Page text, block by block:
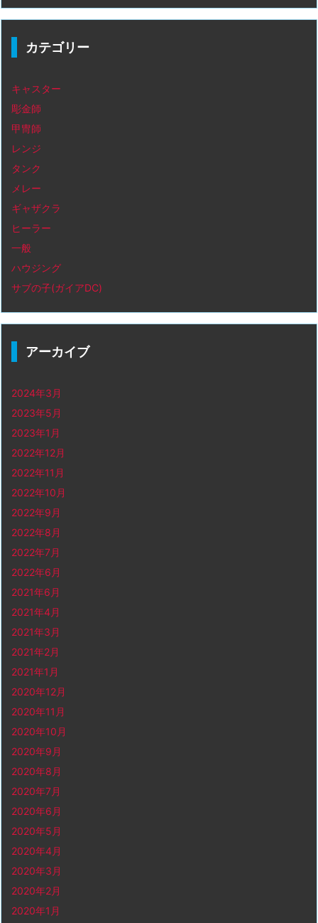
カテゴリー
キャスター
彫金師
甲冑師
レンジ
タンク
メレー
ギャザクラ
ヒーラー
一般
ハウジング
サブの子(ガイアDC)
アーカイブ
2024年3月
2023年5月
2023年1月
2022年12月
2022年11月
2022年10月
2022年9月
2022年8月
2022年7月
2022年6月
2021年6月
2021年4月
2021年3月
2021年2月
2021年1月
2020年12月
2020年11月
2020年10月
2020年9月
2020年8月
2020年7月
2020年6月
2020年5月
2020年4月
2020年3月
2020年2月
2020年1月